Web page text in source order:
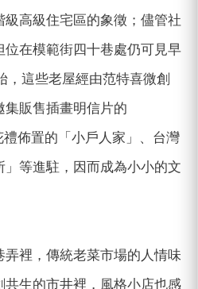
高級住宅區的象徵；儘管社
位在模範街四十巷處仍可見早
，這些老屋經由范特喜微創
販售插畫明信片的
禮佈置的「小戶人家」、台灣
等進駐，因而成為小小的文
裡，傳統老菜市場的人情味
共生的市井裡，風格小店也感